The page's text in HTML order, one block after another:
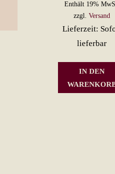
Enthält 19%
zzgl.Versand
Lieferzeit:
lieferbar
IN DEN